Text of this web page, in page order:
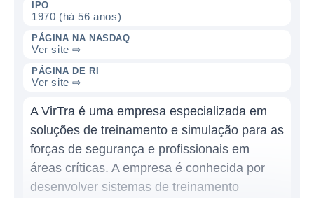
IPO
1970 (há 56 anos)
PÁGINA NA NASDAQ
Ver site ⇨
PÁGINA DE RI
Ver site ⇨
A VirTra é uma empresa especializada em
soluções de treinamento e simulação para as
forças de segurança e profissionais em
áreas críticas. A empresa é conhecida por
desenvolver sistemas de treinamento